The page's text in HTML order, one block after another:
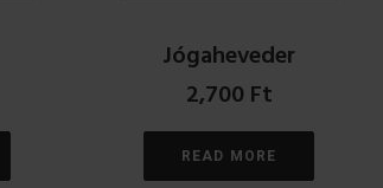
Jógaheveder
2,700Ft
READ MORE